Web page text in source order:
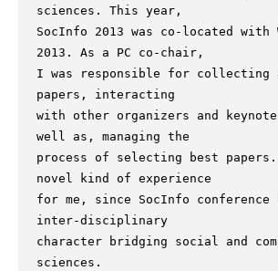
sciences. This year,
SocInfo 2013 was co-located with
2013. As a PC co-chair,
I was responsible for collecting
papers, interacting
with other organizers and
well as, managing the
process of selecting best
novel kind of experience
for me, since SocInfo conference
inter-disciplinary
character bridging social and
sciences.